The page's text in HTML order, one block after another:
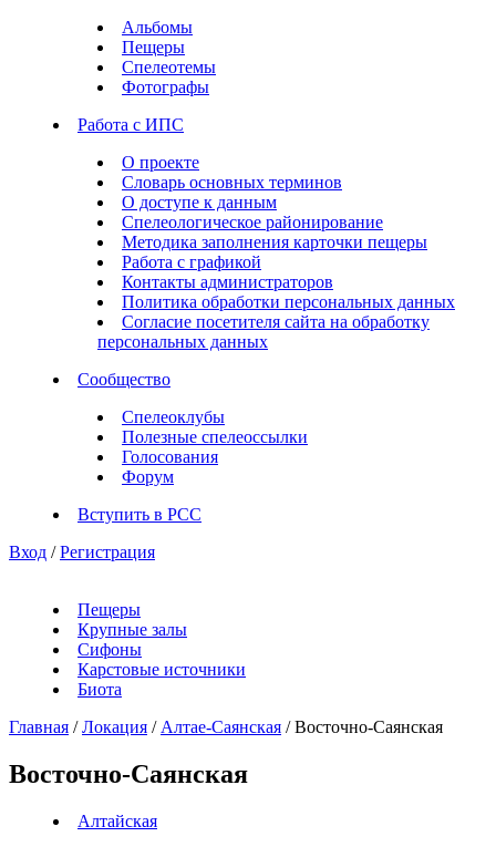
Альбомы
Пещеры
Спелеотемы
Фотографы
Работа с ИПС
О проекте
Словарь основных терминов
О доступе к данным
Спелеологическое районирование
Методика заполнения карточки пещеры
Работа с графикой
Контакты администраторов
Политика обработки персональных данных
Согласие посетителя сайта на обработку
персональных данных
Сообщество
Спелеоклубы
Полезные спелеоссылки
Голосования
Форум
Вступить в РСС
Вход / Регистрация
Пещеры
Крупные залы
Сифоны
Карстовые источники
Биота
Главная / Локация / Алтае-Саянская / Восточно-Саянская
Восточно-Саянская
Алтайская